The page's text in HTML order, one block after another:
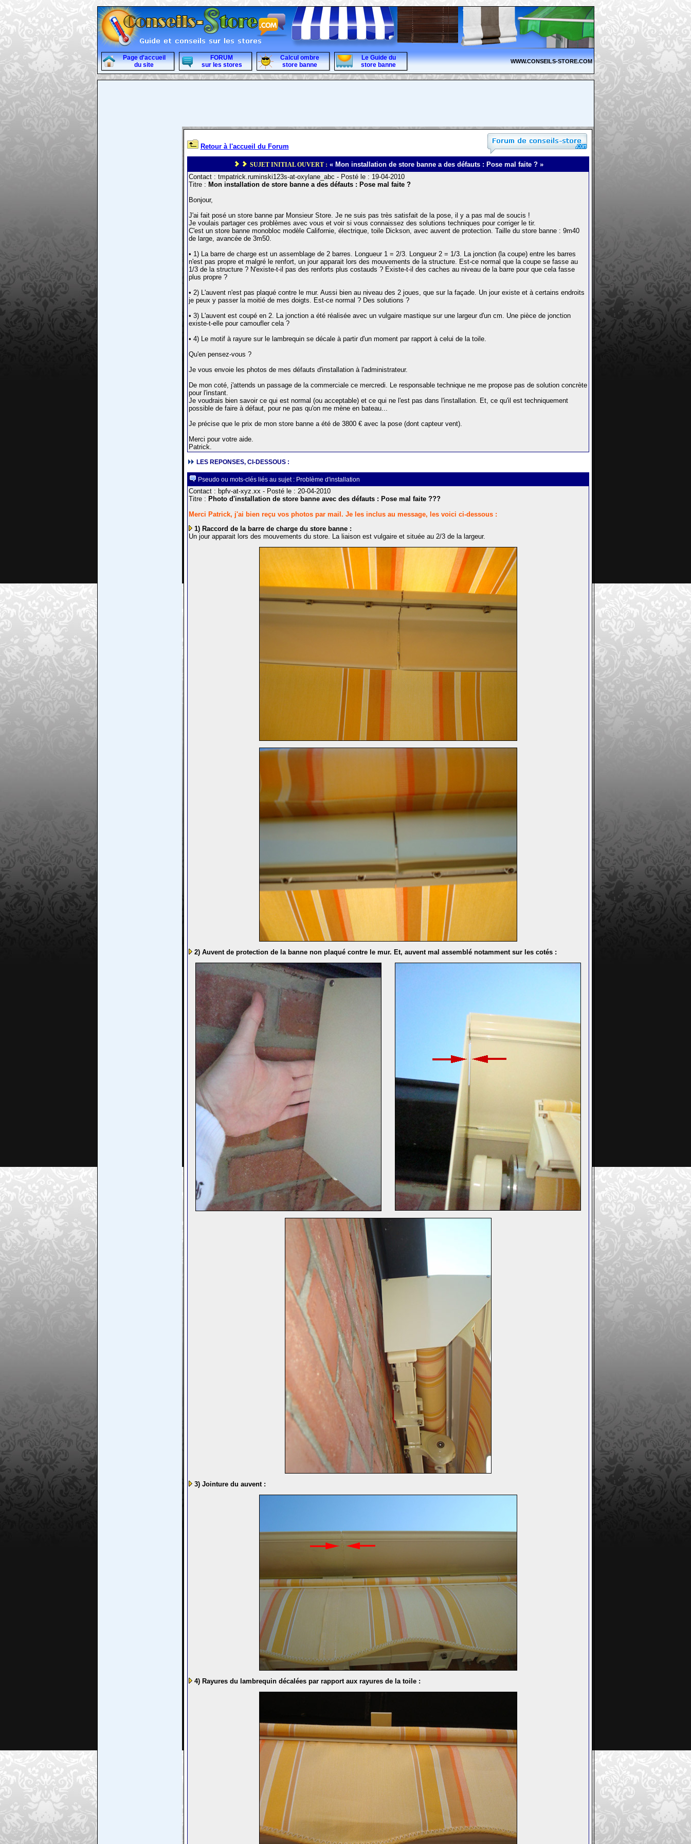
Page d'accueil
du site
FORUM
sur les stores
Calcul ombre
store banne
Le Guide du
store banne
WWW.CONSEILS-STORE.COM
Retour à l'accueil du Forum
SUJET INITIAL OUVERT : « Mon installation de store banne a des défauts : Pose mal faite ? »
Contact : tmpatrick.ruminski123s-at-oxylane_abc - Posté le : 19-04-2010
Titre : Mon installation de store banne a des défauts : Pose mal faite ?
Bonjour,
J'ai fait posé un store banne par Monsieur Store. Je ne suis pas très satisfait de la pose, il y a pas mal de soucis !
Je voulais partager ces problèmes avec vous et voir si vous connaissez des solutions techniques pour corriger le tir.
C'est un store banne monobloc modèle Californie, électrique, toile Dickson, avec auvent de protection. Taille du store banne : 9m40
de large, avancée de 3m50.
• 1) La barre de charge est un assemblage de 2 barres. Longueur 1 = 2/3. Longueur 2 = 1/3. La jonction (la coupe) entre les barres
n'est pas propre et malgré le renfort, un jour apparait lors des mouvements de la structure. Est-ce normal que la coupe se fasse au
1/3 de la structure ? N'existe-t-il pas des renforts plus costauds ? Existe-t-il des caches au niveau de la barre pour que cela fasse
plus propre ?
• 2) L'auvent n'est pas plaqué contre le mur. Aussi bien au niveau des 2 joues, que sur la façade. Un jour existe et à certains endroits
je peux y passer la moitié de mes doigts. Est-ce normal ? Des solutions ?
• 3) L'auvent est coupé en 2. La jonction a été réalisée avec un vulgaire mastique sur une largeur d'un cm. Une pièce de jonction
existe-t-elle pour camoufler cela ?
• 4) Le motif à rayure sur le lambrequin se décale à partir d'un moment par rapport à celui de la toile.
Qu'en pensez-vous ?
Je vous envoie les photos de mes défauts d'installation à l'administrateur.
De mon coté, j'attends un passage de la commerciale ce mercredi. Le responsable technique ne me propose pas de solution concrète
pour l'instant.
Je voudrais bien savoir ce qui est normal (ou acceptable) et ce qui ne l'est pas dans l'installation. Et, ce qu'il est techniquement
possible de faire à défaut, pour ne pas qu'on me mène en bateau...
Je précise que le prix de mon store banne a été de 3800 € avec la pose (dont capteur vent).
Merci pour votre aide.
Patrick.
LES REPONSES, CI-DESSOUS :
Pseudo ou mots-clés liés au sujet : Problème d'installation
Contact : bpfv-at-xyz.xx - Posté le : 20-04-2010
Titre : Photo d'installation de store banne avec des défauts : Pose mal faite ???
Merci Patrick, j'ai bien reçu vos photos par mail. Je les inclus au message, les voici ci-dessous :
1) Raccord de la barre de charge du store banne :
Un jour apparait lors des mouvements du store. La liaison est vulgaire et située au 2/3 de la largeur.
2) Auvent de protection de la banne non plaqué contre le mur. Et, auvent mal assemblé notamment sur les cotés :
3) Jointure du auvent :
4) Rayures du lambrequin décalées par rapport aux rayures de la toile :